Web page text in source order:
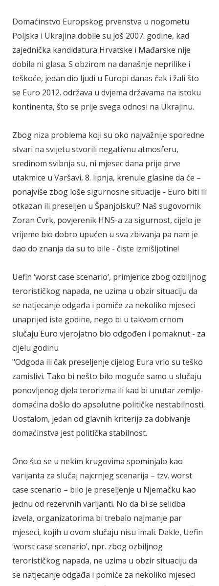
Domaćinstvo Europskog prvenstva u nogometu
Poljska i Ukrajina dobile su još 2007. godine, kad
zajednička kandidatura Hrvatske i Mađarske nije
dobila ni glasa. S obzirom na današnje neprilike i
teškoće, jedan dio ljudi u Europi danas čak i žali što
se Euro 2012. održava u dvjema državama na istoku
kontinenta, što se prije svega odnosi na Ukrajinu.
Zbog niza problema koji su oko najvažnije sporedne
stvari na svijetu stvorili negativnu atmosferu,
sredinom svibnja su, ni mjesec dana prije prve
utakmice u Varšavi, 8. lipnja, krenule glasine da će –
ponajviše zbog loše sigurnosne situacije - Euro biti ili
otkazan ili preseljen u Španjolsku!? Naš sugovornik
Zoran Cvrk, povjerenik HNS-a za sigurnost, cijelo je
vrijeme bio dobro upućen u sva zbivanja pa nam je
dao do znanja da su to bile - čiste izmišljotine!
Uefin ‘worst case scenario’, primjerice zbog ozbiljnog
terorističkog napada, ne uzima u obzir situaciju da
se natjecanje odgađa i pomiče za nekoliko mjeseci
unaprijed iste godine, nego bi u takvom crnom
slučaju Euro vjerojatno bio odgođen i pomaknut - za
cijelu godinu
"Odgoda ili čak preseljenje cijelog Eura vrlo su teško
zamislivi. Tako bi nešto bilo moguće samo u slučaju
ponovljenog djela terorizma ili kad bi unutar zemlje-
domaćina došlo do apsolutne političke nestabilnosti.
Uostalom, jedan od glavnih kriterija za dobivanje
domaćinstva jest politička stabilnost.
Ono što se u nekim krugovima spominjalo kao
varijanta za slučaj najcrnjeg scenarija – tzv. worst
case scenario – bilo je preseljenje u Njemačku kao
jednu od rezervnih varijanti. No da bi se selidba
izvela, organizatorima bi trebalo najmanje par
mjeseci, kojih u ovom slučaju nisu imali. Dakle, Uefin
‘worst case scenario’, npr. zbog ozbiljnog
terorističkog napada, ne uzima u obzir situaciju da
se natjecanje odgađa i pomiče za nekoliko mjeseci